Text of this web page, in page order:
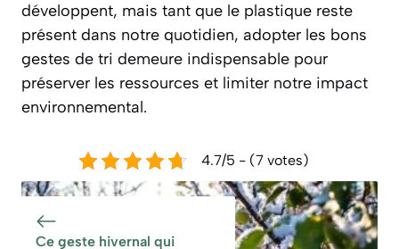
développent, mais tant que le plastique reste
présent dans notre quotidien, adopter les bons
gestes de tri demeure indispensable pour
préserver les ressources et limiter notre impact
environnemental.
4.7/5 - (7 votes)
Ce geste hivernal qui